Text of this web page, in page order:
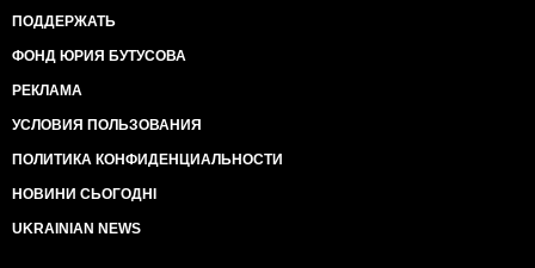
набагато безпечніше та ефективніше, ніж важкі
знеболювальні, які вже застосовуються в Україні.
Існує ціла низка хвороб і станів, при яких препарати
безпечними ліками.
В умовах нашої країни це особливо важливо
лікувати посттравматичний стресовий розлад,
вгамовувати біль. Чому вони зараз повинні шукати
контрабандою препарати?
ПОДДЕРЖАТЬ
ФОНД ЮРИЯ БУТУСОВА
РЕКЛАМА
УСЛОВИЯ ПОЛЬЗОВАНИЯ
ПОЛИТИКА КОНФИДЕНЦИАЛЬНОСТИ
НОВИНИ СЬОГОДНІ
UKRAINIAN NEWS